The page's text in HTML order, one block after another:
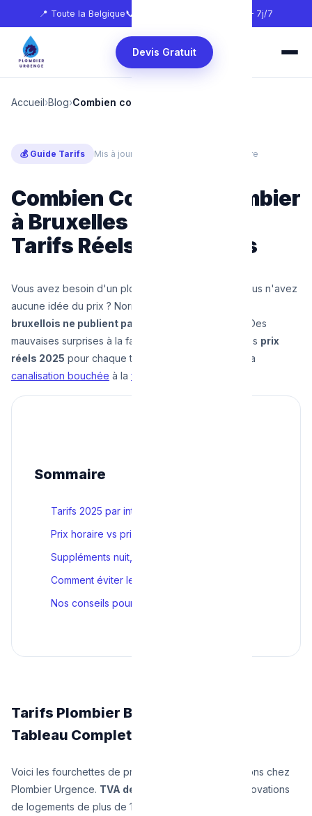
📍 Toute la Belgique📞 🕐 24h/24 — 7j/7
Devis Gratuit
Accueil›Blog›Combien coûte un plombier en 2025
💰 Guide Tarifs Mis à jour : Mars 2025 ⏱ 6 min de lecture
Combien Coûte un Plombier
à Bruxelles en 2025 ?
Tarifs Réels et Conseils
Vous avez besoin d'un plombier à Bruxelles mais vous n'avez
aucune idée du prix ? Normal :
bruxellois ne publient pas leurs tarifs
. Résultat ? Des
mauvaises surprises à la facture. Ce guide détaille les prix
réels 2025 pour chaque type d'intervention — de la
canalisation bouchée à la fuite cachée
Sommaire
Tarifs 2025 par intervention
Prix horaire vs prix forfaitaire
Suppléments nuit, week-end, jours fériés
Comment éviter les arnaques
Nos conseils pour payer moins
Tarifs Plombier Bruxelles 2025 —
Tableau Complet
Voici les fourchettes de prix réels que nous pratiquons chez
Plombier Urgence. TVA de 6% incluse
pour les rénovations
de logements de plus de 10 ans (21% sinon).